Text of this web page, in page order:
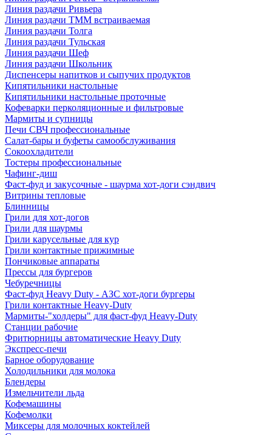
Линия раздачи Ривьера
Линия раздачи ТММ встраиваемая
Линия раздачи Толга
Линия раздачи Тульская
Линия раздачи Шеф
Линия раздачи Школьник
Диспенсеры напитков и сыпучих продуктов
Кипятильники настольные
Кипятильники настольные проточные
Кофеварки перколяционные и фильтровые
Мармиты и супницы
Печи СВЧ профессиональные
Салат-бары и буфеты самообслуживания
Сокоохладители
Тостеры профессиональные
Чафинг-диш
Фаст-фуд и закусочные - шаурма хот-доги сэндвич
Витрины тепловые
Блинницы
Грили для хот-догов
Грили для шаурмы
Грили карусельные для кур
Грили контактные прижимные
Пончиковые аппараты
Прессы для бургеров
Чебуречницы
Фаст-фуд Heavy Duty - АЗС хот-доги бургеры
Грили контактные Heavy-Duty
Мармиты-"холдеры" для фаст-фуд Heavy-Duty
Станции рабочие
Фритюрницы автоматические Heavy Duty
Экспресс-печи
Барное оборудование
Холодильники для молока
Блендеры
Измельчители льда
Кофемашины
Кофемолки
Миксеры для молочных коктейлей